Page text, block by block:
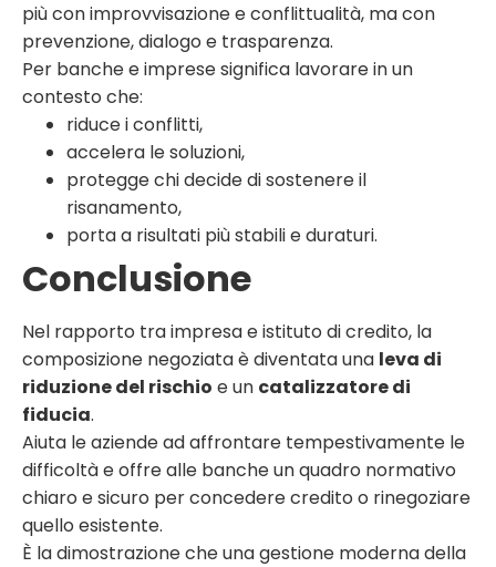
più con improvvisazione e conflittualità, ma con
prevenzione, dialogo e trasparenza.
Per banche e imprese significa lavorare in un
contesto che:
riduce i conflitti,
accelera le soluzioni,
protegge chi decide di sostenere il
risanamento,
porta a risultati più stabili e duraturi.
Conclusione
Nel rapporto tra impresa e istituto di credito, la
composizione negoziata è diventata una leva di
riduzione del rischio e un catalizzatore di
fiducia.
Aiuta le aziende ad affrontare tempestivamente le
difficoltà e offre alle banche un quadro normativo
chiaro e sicuro per concedere credito o rinegoziare
quello esistente.
È la dimostrazione che una gestione moderna della